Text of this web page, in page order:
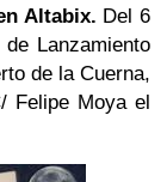
Altabix. Del 6
Lanzamiento
de la Cuerna,
Felipe Moya el